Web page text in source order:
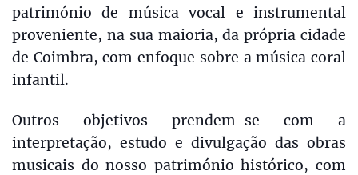
património de música vocal e instrumental
proveniente, na sua maioria, da própria cidade
de Coimbra, com enfoque sobre a música coral
infantil.
Outros objetivos prendem-se com a
interpretação, estudo e divulgação das obras
musicais do nosso património histórico, com